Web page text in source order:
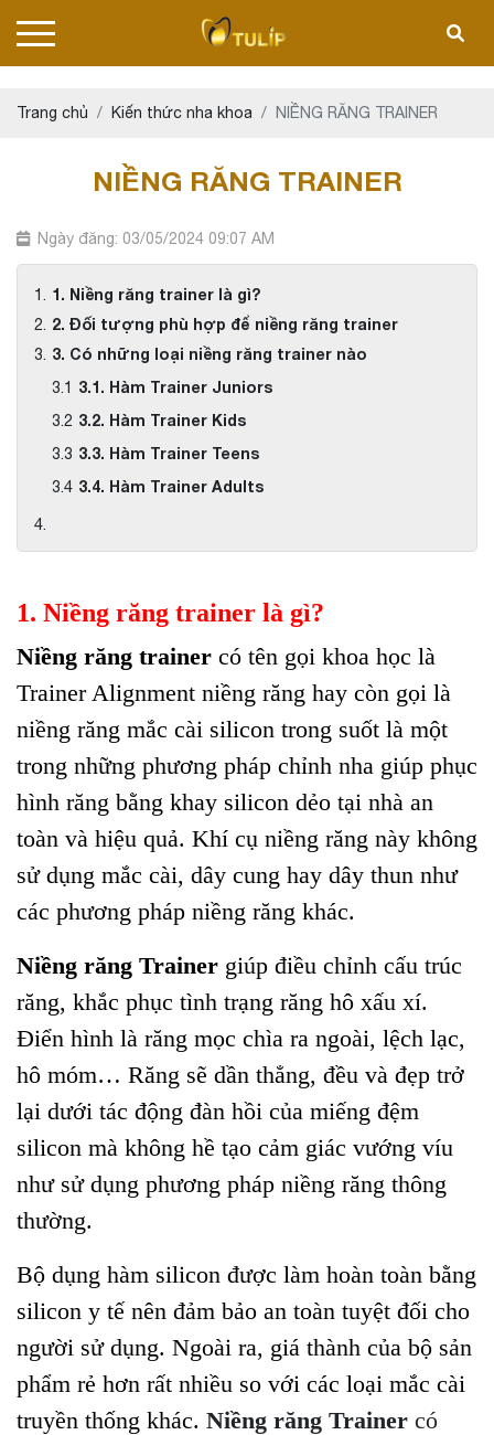
Trang chủ Kiến thức nha khoa NIỀNG RĂNG TRAINER
NIỀNG RĂNG TRAINER
Ngày đăng: 03/05/2024 09:07 AM
1. Niềng răng trainer là gì?
2. Đối tượng phù hợp để niềng răng trainer
3. Có những loại niềng răng trainer nào
3.1. Hàm Trainer Juniors
3.2. Hàm Trainer Kids
3.3. Hàm Trainer Teens
3.4. Hàm Trainer Adults
1. Niềng răng trainer là gì?
Niềng răng trainer có tên gọi khoa học là
Trainer Alignment niềng răng hay còn gọi là
niềng răng mắc cài silicon trong suốt là một
trong những phương pháp chỉnh nha giúp phục
hình răng bằng khay silicon dẻo tại nhà an
toàn và hiệu quả. Khí cụ niềng răng này không
sử dụng mắc cài, dây cung hay dây thun như
các phương pháp niềng răng khác.
Niềng răng Trainer giúp điều chỉnh cấu trúc
răng, khắc phục tình trạng răng hô xấu xí.
Điển hình là răng mọc chìa ra ngoài, lệch lạc,
hô móm… Răng sẽ dần thẳng, đều và đẹp trở
lại dưới tác động đàn hồi của miếng đệm
silicon mà không hề tạo cảm giác vướng víu
như sử dụng phương pháp niềng răng thông
thường.
Bộ dụng hàm silicon được làm hoàn toàn bằng
silicon y tế nên đảm bảo an toàn tuyệt đối cho
người sử dụng. Ngoài ra, giá thành của bộ sản
phẩm rẻ hơn rất nhiều so với các loại mắc cài
truyền thống khác. Niềng răng Trainer có